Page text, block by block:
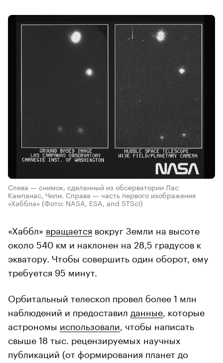
Слева — снимок, сделанный из обсерватории Лас
Кампанас, Чили. Справа — часть первого изображения
«Хаббла»(Фото: NASA, ESA, and STScI)
«Хаббл» вращается вокруг Земли на высоте
около 540 км и наклонен на 28,5 градусов к
экватору. Чтобы совершить один оборот, ему
требуется 95 минут.
Орбитальный телескоп провел более 1 млн
наблюдений и предоставил данные , которые
астрономы использовали , чтобы написать
свыше 18 тыс. рецензируемых научных
публикаций (от формирования планет до